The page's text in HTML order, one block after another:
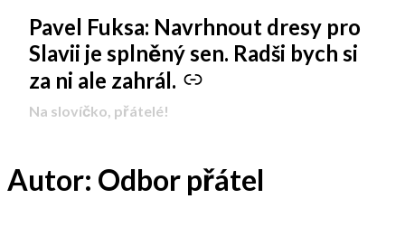
Pavel Fuksa: Navrhnout dresy pro
Slavii je splněný sen. Radši bych si
za ni ale zahrál.
-
Na slovíčko, přátelé!
Autor: Odbor přátel